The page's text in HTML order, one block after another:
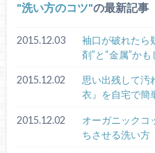
洗い方のコツ の最新記事
2015.12.03
袖口が破れたら
剤”と“金属”か
2015.12.02
思い出残して汚
衣』を自宅で簡
2015.12.02
オーガニックコ
ちさせる洗い方